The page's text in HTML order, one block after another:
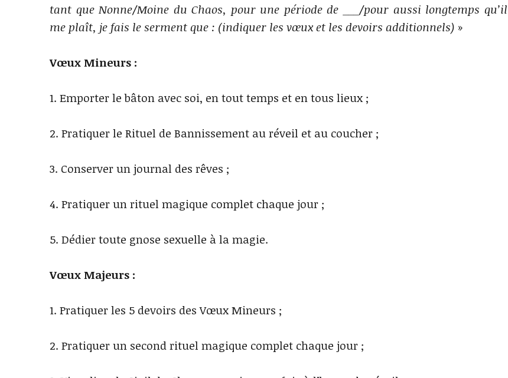
tant que Nonne/Moine du Chaos, pour une période de ___/pour aussi longtemps qu’il
me plaît, je fais le serment que : (indiquer les vœux et les devoirs additionnels) »
Vœux Mineurs :
1. Emporter le bâton avec soi, en tout temps et en tous lieux ;
2. Pratiquer le Rituel de Bannissement au réveil et au coucher ;
3. Conserver un journal des rêves ;
4. Pratiquer un rituel magique complet chaque jour ;
5. Dédier toute gnose sexuelle à la magie.
Vœux Majeurs :
1. Pratiquer les 5 devoirs des Vœux Mineurs ;
2. Pratiquer un second rituel magique complet chaque jour ;